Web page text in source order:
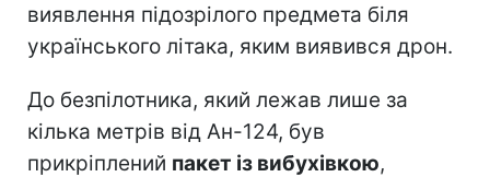
виявлення підозрілого предмета біля
українського літака, яким виявився дрон.
До безпілотника, який лежав лише за
кілька метрів від Ан-124, був
прикріплений пакет із вибухівкою,